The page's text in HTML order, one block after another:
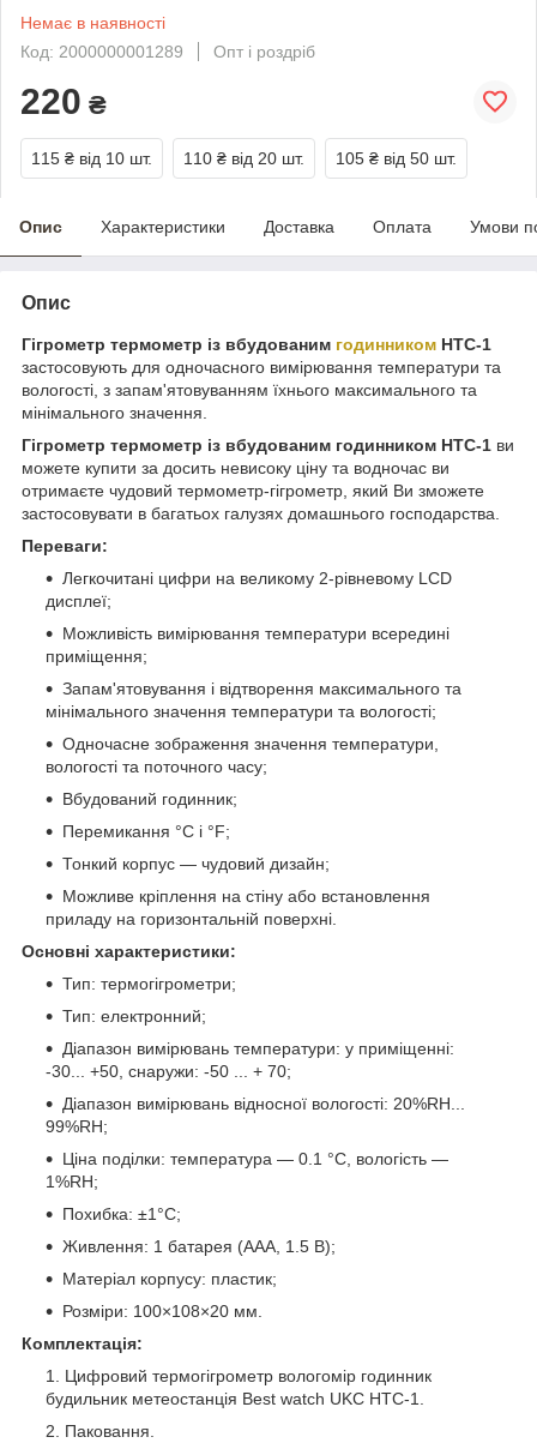
Немає в наявності
Код: 2000000001289
Опт і роздріб
220 ₴
115 ₴ від 10 шт. 110 ₴ від 20 шт. 105 ₴ від 50 шт.
Опис Характеристики Доставка Оплата Умови
Опис
Гігрометр термометр із вбудованим годинником HTC-1
застосовують для одночасного вимірювання температури та
вологості, з запам'ятовуванням їхнього максимального та
мінімального значення.
Гігрометр термометр із вбудованим годинником HTC-1 ви
можете купити за досить невисоку ціну та водночас ви
отримаєте чудовий термометр-гігрометр, який Ви зможете
застосовувати в багатьох галузях домашнього господарства.
Переваги:
Легкочитані цифри на великому 2-рівневому LCD
дисплеї;
Можливість вимірювання температури всередині
приміщення;
Запам'ятовування і відтворення максимального та
мінімального значення температури та вологості;
Одночасне зображення значення температури,
вологості та поточного часу;
Вбудований годинник;
Перемикання °C і °F;
Тонкий корпус — чудовий дизайн;
Можливе кріплення на стіну або встановлення
приладу на горизонтальній поверхні.
Основні характеристики:
Тип: термогігрометри;
Тип: електронний;
Діапазон вимірювань температури: у приміщенні:
-30... +50, снаружи: -50 ... + 70;
Діапазон вимірювань відносної вологості: 20%RH...
99%RH;
Ціна поділки: температура — 0.1 °C, вологість —
1%RH;
Похибка: ±1°C;
Живлення: 1 батарея (AAA, 1.5 В);
Матеріал корпусу: пластик;
Розміри: 100×108×20 мм.
Комплектація:
Цифровий термогігрометр вологомір годинник
будильник метеостанція Best watch UKC HTC-1.
Паковання.